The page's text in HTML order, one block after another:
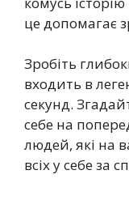
це допомагає
Зробіть
входить в
секунд.
себе на
людей, які на
всіх у себе за